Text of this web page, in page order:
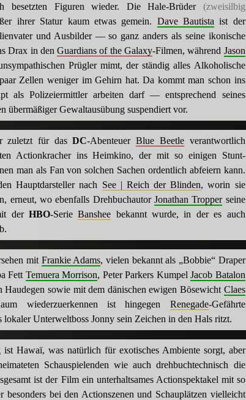
besetzten Figuren wieder. Die Hale-Brüder (zweisilbig
ihrer Statur kaum etwas gemein. Dave Bautista ist der
und Ausbilder — so ganz anders als seine ikonische
Drax in denGuardians of the Galaxy-Filmen, während Jason
Prügler mimt, der ständig alles Alkoholische
Zellen weniger im Gehirn hat. Da kommt man schon ins
als Polizeiermittler arbeiten darf — entsprechend seines
übermäßiger Gewaltausübung suspendiert vor.
zuletzt für dasDC-AbenteuerBlue Beetleverantwortlich
Actionkracher ins Heimkino, der mit so einigen Stunt-
man als Fan von solchen Sachen ordentlich abfeiern kann.
Hauptdarsteller nach See | Reich der Blinden, worin sie
erneut, wo ebenfalls Drehbuchautor Jonathan Tropperseine
der HBO-SerieBanshee bekannt wurde, in der es auch
mit Frankie Adams, vielen bekannt als „Bobbie“ Draper
Fett Temuera Morrison, Peter Parkers KumpelJacob Batalon
Haudegen sowie mit dem dänischen ewigen Bösewicht Claes
wiederzuerkennen ist hingegen Renegade-Gefährte
lokaler Unterweltboss Jonny sein Zeichen in den Hals ritzt.
ist Hawaï, was natürlich für exotisches Ambiente sorgt, aber
Schauspielenden wie auch drehbuchtechnisch die
ist der Film ein unterhaltsames Actionspektakel mit so
besonders bei den Actionszenen und Schauplätzen vielleicht